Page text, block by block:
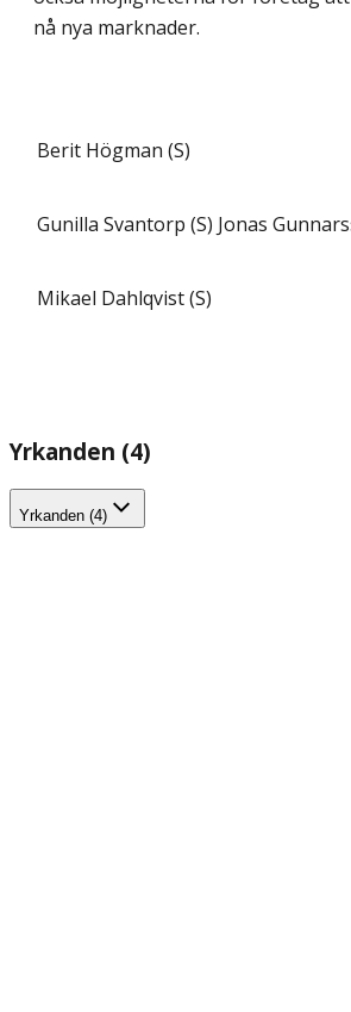
nå nya marknader.
Berit Högman (S)
Gunilla Svantorp (S) Jonas
Mikael Dahlqvist (S)
Yrkanden (4)
Yrkanden (4)